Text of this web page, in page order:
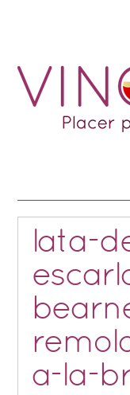
lata-
a-la-